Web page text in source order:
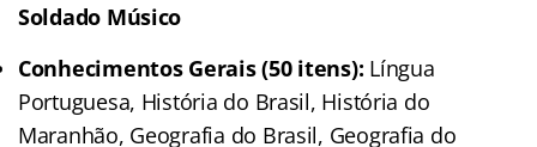
Soldado Músico
Conhecimentos Gerais (50 itens): Língua
Portuguesa, História do Brasil, História do
Maranhão, Geografia do Brasil, Geografia do